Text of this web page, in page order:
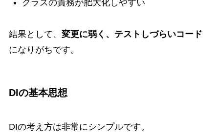
クラスの責務が肥大化しやすい
結果として、 変更に弱く、テストしづらいコード
になりがちです。
DIの基本思想
DIの考え方は非常にシンプルです。